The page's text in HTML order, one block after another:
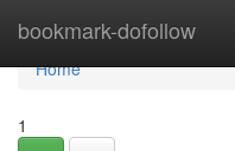
bookmark-dofollow
Home
Home
1